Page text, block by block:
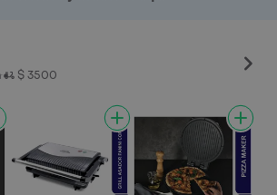
• $ 3500